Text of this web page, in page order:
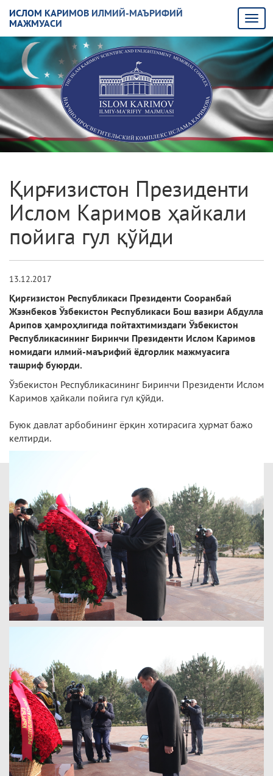
ИСЛОМ КАРИМОВ ИЛМИЙ-МАЪРИФИЙ
МАЖМУАСИ
Қирғизистон Президенти
Ислом Каримов ҳайкали
пойига гул қўйди
13.12.2017
Қирғизистон Республикаси Президенти Сооранбай
Жээнбеков Ўзбекистон Республикаси Бош вазири Абдулла
Арипов ҳамроҳлигида пойтахтимиздаги Ўзбекистон
Республикасининг Биринчи Президенти Ислом Каримов
номидаги илмий-маърифий ёдгорлик мажмуасига
ташриф буюрди.
Ўзбекистон Республикасининг Биринчи Президенти Ислом
Каримов ҳайкали пойига гул қўйди.
Буюк давлат арбобининг ёрқин хотирасига ҳурмат бажо
келтирди.